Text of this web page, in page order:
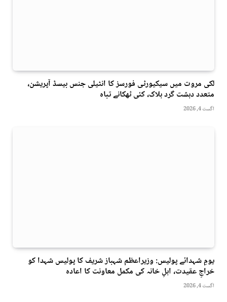
لکی مروت میں سیکیورٹی فورسز کا انٹیلی جنس بیسڈ آپریشن،
متعدد دہشت گرد ہلاک، کئی ٹھکانے تباہ
اگست 4, 2026
یومِ شہدائے پولیس: وزیراعظم شہباز شریف کا پولیس شہدا کو
خراجِ عقیدت، اہلِ خانہ کی مکمل معاونت کا اعادہ
اگست 4, 2026